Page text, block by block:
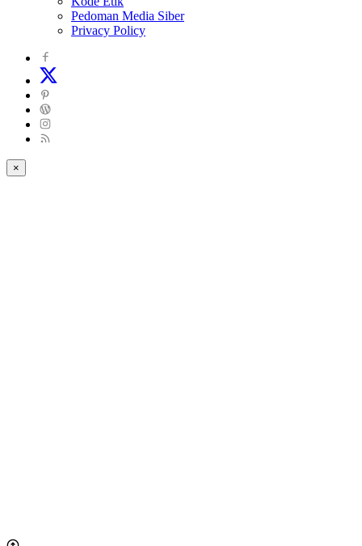
Pedoman Media Siber
Privacy Policy
×